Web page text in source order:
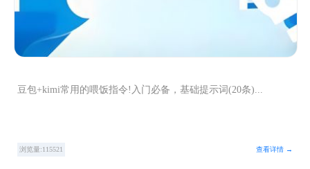
豆包+kimi常用的喂饭指令!入门必备，基础提示词(20条)...
浏览量:115521 查看详情 →